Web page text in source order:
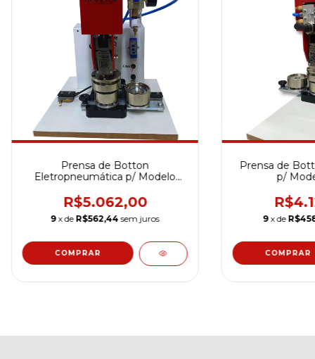
Prensa de Botton
Eletropneumática p/ Modelo
R$5.062,00
9 x de R$562,44 sem juros
COMPRAR
Prensa de
p/
9 x de
COMPRAR